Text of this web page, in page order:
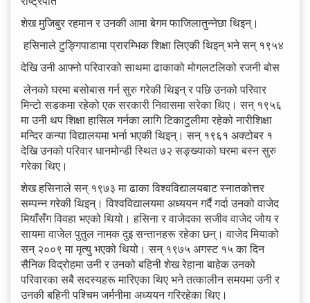
शेख मुजिबुर रहमान र उनकी आमा बेगम फाजिलातुन्नेछा थिइन्।
हसिनाले टुङ्गिपाडामा प्रारम्भिक शिक्षा लिएकी थिइन् भने सन् १९५४
देखि उनी आफ्नो परिवारको साथमा ढाकाको मोगलटलिको रजनी बोस
लेनको घरमा बसोबास गर्न सुरु गरेकी थिइन् र पछि उनको परिवार
मिन्टो सडकमा रहेको एक सरकारी निवासमा सरेका थिए। सन् १९५६
मा उनी थप शिक्षा हासिल गर्नका लागि टिकाटुलीमा रहेको नारीशिक्षा
मन्दिर कन्या विद्यालयमा भर्ना भएकी थिइन्। सन् १९६१ अक्टोबर १
देखि उनको परिवार धानमोन्डी स्थित ७२ सङ्ख्याको घरमा बस्न सुरु
गरेका थिए।
शेख हसिनाले सन् १९७३ मा ढाका विश्वविद्यालयबाट स्नातकोत्तर
सम्पन्न गरेकी थिइन्। विश्वविद्यालयमा अध्ययन गर्दै गर्दा उनको वाजेद
मियाँसँग विवहा भएको थियो। हसिना र वाजेदका सजीव वाजेद जोय र
सायमा वाजेल पुतुल नामक दुइ सन्तानहरू रहेका छन्। वाजेद मियाको
सन् २००९ मा मृत्यु भएको थियो। सन् १९७५ अगस्ट १५ का दिन
सैनिक विद्रोहमा उनी र उनको बहिनी शेख रेहाना बाहेक उनको
परिवारका सबै सदस्यहरू मारिएका थिए भने तत्कालीन समयमा उनी र
उनकी बहिनी पश्चिम जर्मनीमा अध्ययन गरिरहेका थिए।